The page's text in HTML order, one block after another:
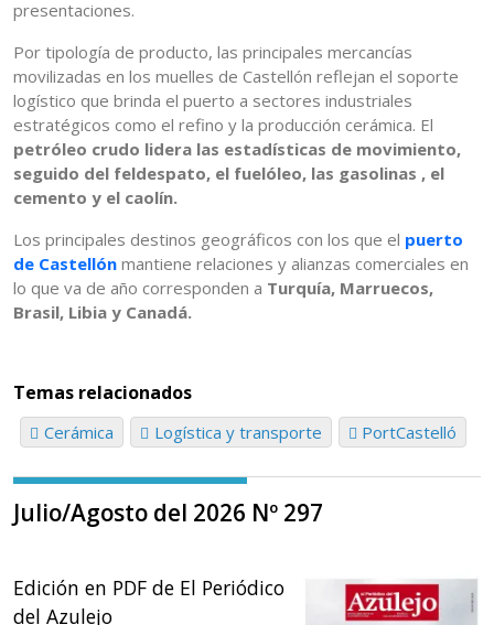
presentaciones.
Por tipología de producto, las principales mercancías
movilizadas en los muelles de Castellón reflejan el soporte
logístico que brinda el puerto a sectores industriales
estratégicos como el refino y la producción cerámica. El
petróleo crudo lidera las estadísticas de movimiento,
seguido del feldespato, el fuelóleo, las gasolinas , el
cemento y el caolín.
Los principales destinos geográficos con los que el puerto
de Castellón mantiene relaciones y alianzas comerciales en
lo que va de año corresponden a Turquía, Marruecos,
Brasil, Libia y Canadá.
Temas relacionados
Cerámica Logística y transporte PortCastelló
Julio/Agosto del 2026 Nº 297
Edición en PDF de El Periódico
del Azulejo